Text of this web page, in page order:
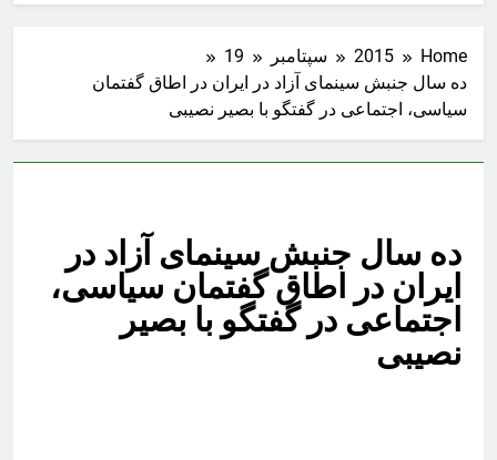
Home
2015 سپتامبر
19
ده سال جنبش سینمای آزاد در ایران در اطاق گفتمان
سیاسی، اجتماعی در گفتگو با بصیر نصیبی
ده سال جنبش سینمای آزاد در
ایران در اطاق گفتمان سیاسی،
اجتماعی در گفتگو با بصیر
نصیبی